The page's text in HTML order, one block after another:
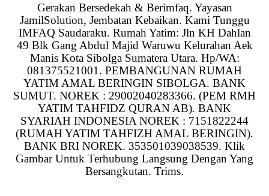
Gerakan Bersedekah & Berimfaq. Yayasan
JamilSolution, Jembatan Kebaikan. Kami Tunggu
IMFAQ Saudaraku. Rumah Yatim: Jln KH Dahlan
49 Blk Gang Abdul Majid Waruwu Kelurahan Aek
Manis Kota Sibolga Sumatera Utara. Hp/WA:
081375521001. PEMBANGUNAN RUMAH
YATIM AMAL BERINGIN SIBOLGA. BANK
SUMUT. NOREK : 29002040283366. (PEM RMH
YATIM TAHFIDZ QURAN AB). BANK
SYARIAH INDONESIA NOREK : 7151822244
(RUMAH YATIM TAHFIZH AMAL BERINGIN).
BANK BRI NOREK. 353501039038539. Klik
Gambar Untuk Terhubung Langsung Dengan Yang
Bersangkutan. Trims.